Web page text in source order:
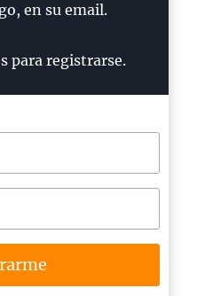
en su email.
para registrarse.